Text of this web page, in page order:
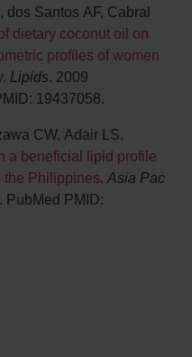
Santos AF, Cabral
dietary coconut oil on
profiles of women
Lipids. 2009
19437058.
CW, Adair LS.
a beneficial lipid profile
Philippines.Asia Pac
PubMed PMID: